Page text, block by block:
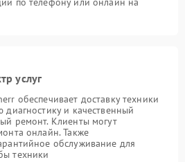
услуг
обеспечивает доставку техники
и качественный
ремонт. Клиенты могут
онлайн. Также
обслуживание для
техники